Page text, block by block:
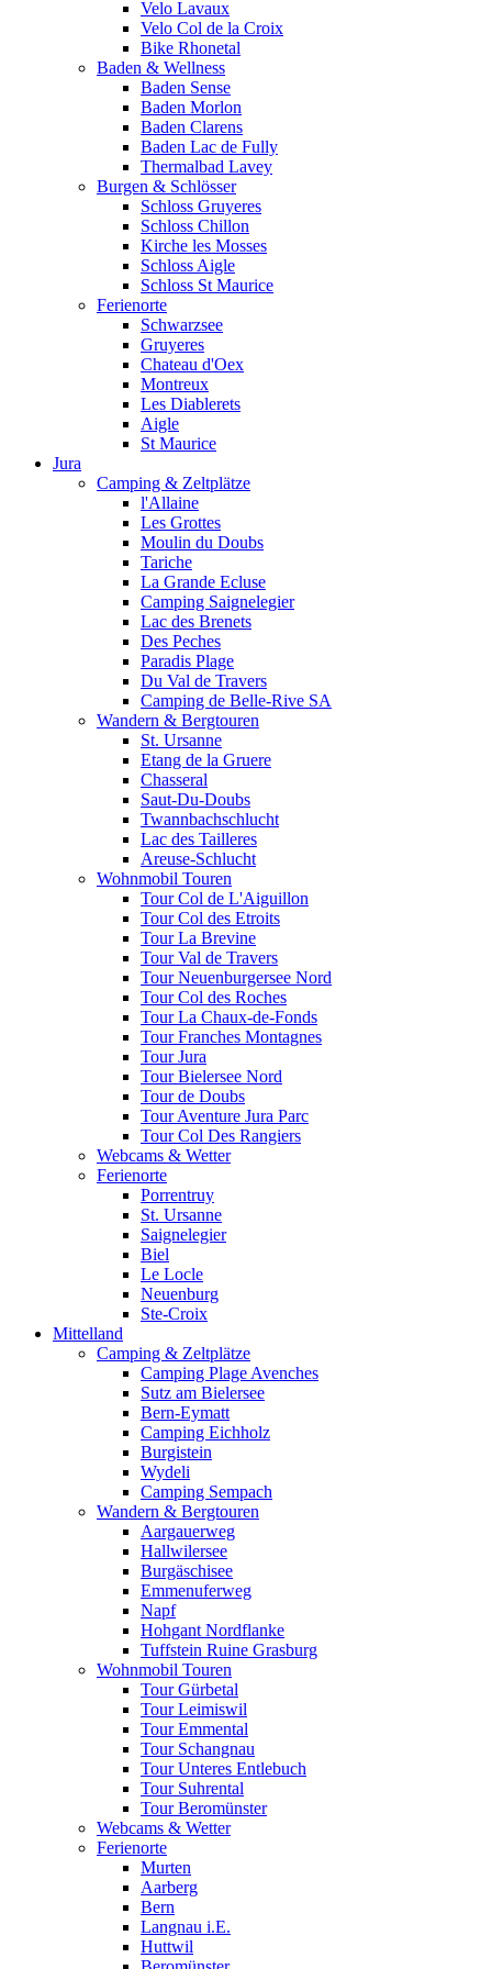
Velo Lavaux
Velo Col de la Croix
Bike Rhonetal
Baden & Wellness
Baden Sense
Baden Morlon
Baden Clarens
Baden Lac de Fully
Thermalbad Lavey
Burgen & Schlösser
Schloss Gruyeres
Schloss Chillon
Kirche les Mosses
Schloss Aigle
Schloss St Maurice
Ferienorte
Schwarzsee
Gruyeres
Chateau d'Oex
Montreux
Les Diablerets
Aigle
St Maurice
Jura
Camping & Zeltplätze
l'Allaine
Les Grottes
Moulin du Doubs
Tariche
La Grande Ecluse
Camping Saignelegier
Lac des Brenets
Des Peches
Paradis Plage
Du Val de Travers
Camping de Belle-Rive SA
Wandern & Bergtouren
St. Ursanne
Etang de la Gruere
Chasseral
Saut-Du-Doubs
Twannbachschlucht
Lac des Tailleres
Areuse-Schlucht
Wohnmobil Touren
Tour Col de L'Aiguillon
Tour Col des Etroits
Tour La Brevine
Tour Val de Travers
Tour Neuenburgersee Nord
Tour Col des Roches
Tour La Chaux-de-Fonds
Tour Franches Montagnes
Tour Jura
Tour Bielersee Nord
Tour de Doubs
Tour Aventure Jura Parc
Tour Col Des Rangiers
Webcams & Wetter
Ferienorte
Porrentruy
St. Ursanne
Saignelegier
Biel
Le Locle
Neuenburg
Ste-Croix
Mittelland
Camping & Zeltplätze
Camping Plage Avenches
Sutz am Bielersee
Bern-Eymatt
Camping Eichholz
Burgistein
Wydeli
Camping Sempach
Wandern & Bergtouren
Aargauerweg
Hallwilersee
Burgäschisee
Emmenuferweg
Napf
Hohgant Nordflanke
Tuffstein Ruine Grasburg
Wohnmobil Touren
Tour Gürbetal
Tour Leimiswil
Tour Emmental
Tour Schangnau
Tour Unteres Entlebuch
Tour Suhrental
Tour Beromünster
Webcams & Wetter
Ferienorte
Murten
Aarberg
Bern
Langnau i.E.
Huttwil